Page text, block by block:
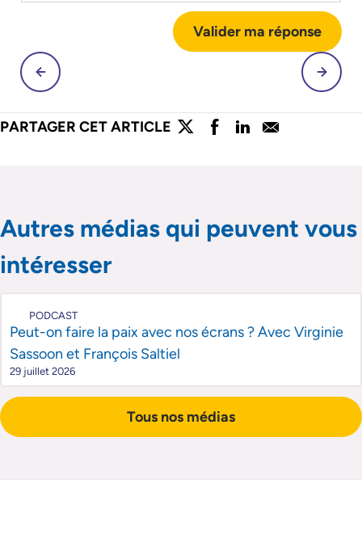
Valider ma réponse
PARTAGER CET ARTICLE Partager l'article sur twitter
lien externe
Partager l'article sur facebook
lien externe
Partager l'article sur
lien externe
Partager l'article
lien externe
Autres médias qui peuvent vous
intéresser
PODCAST
Peut-on faire la paix avec nos écrans ? Avec Virginie
Sassoon et François Saltiel
29 juillet 2026
Tous nos médias